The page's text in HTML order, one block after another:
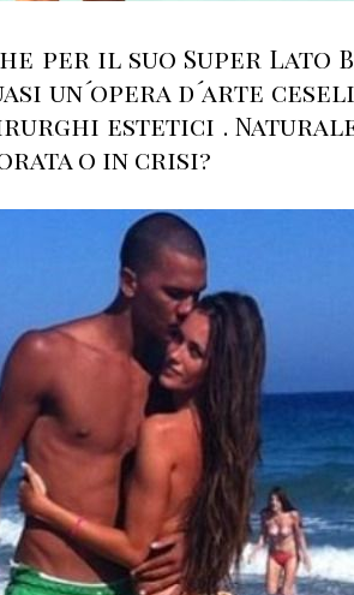
per il suo Super Lato
un´opera d´arte
estetici .
o in crisi